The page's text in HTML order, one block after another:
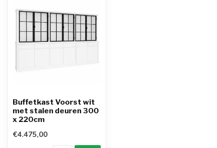
Buffetkast Voorst wit
met stalen deuren 300
x 220cm
€4.475,00